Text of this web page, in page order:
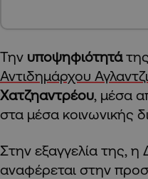
Την υποψηφιότητά
Αντιδημάρχου
Χατζηαντρέου, μέσα
στα μέσα κοινωνικής
Στην εξαγγελία της,
αναφέρεται στην